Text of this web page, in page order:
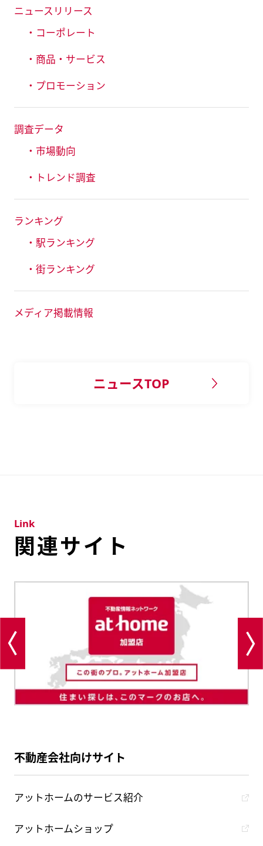
ニュースリリース
・コーポレート
・商品・サービス
・プロモーション
調査データ
・市場動向
・トレンド調査
ランキング
・駅ランキング
・街ランキング
メディア掲載情報
ニュースTOP
関連サイト
Link
不動産会社向けサイト
アットホームのサービス紹介
アットホームショップ